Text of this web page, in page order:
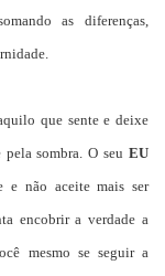
as diferenças,
que sente e deixe
pela sombra. O seuEU
e não aceite mais ser
encobrir a verdade a
mesmo se seguir a